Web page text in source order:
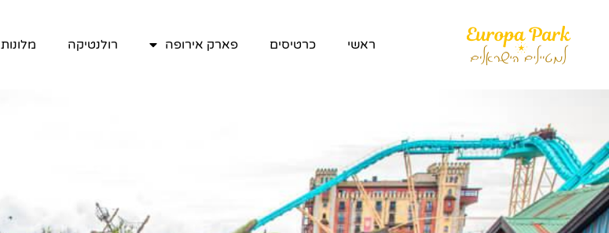
ראשי כרטיסים פארק אירופה רולנטיקה מלונות